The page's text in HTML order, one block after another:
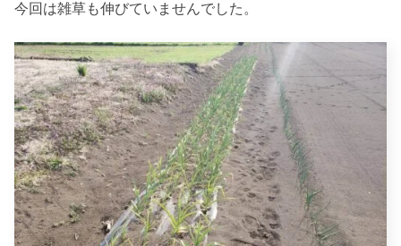
今回は雑草も伸びていませんでした。